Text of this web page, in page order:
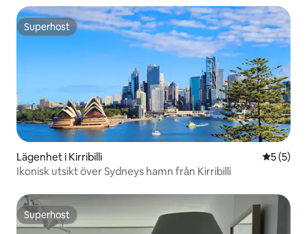
Superhost
Superhost
Lägenhet i Kirribilli 5 av 5 i
5 (5)
Ikonisk utsikt över Sydneys hamn från Kirribilli
Superhost
Superhost